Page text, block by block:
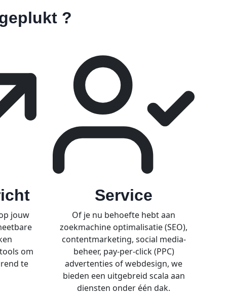
?
jouw
om
te
Service
Of je nu behoefte hebt aan
zoekmachine optimalisatie (SEO),
contentmarketing, social media-
beheer, pay-per-click (PPC)
advertenties of webdesign, we
bieden een uitgebreid scala aan
diensten onder één dak.